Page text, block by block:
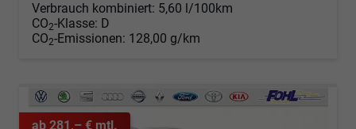
Verbrauch kombiniert: 5,60 l/100km
CO2-Klasse: D
CO2-Emissionen: 128,00 g/km
ab 281,– € mtl.